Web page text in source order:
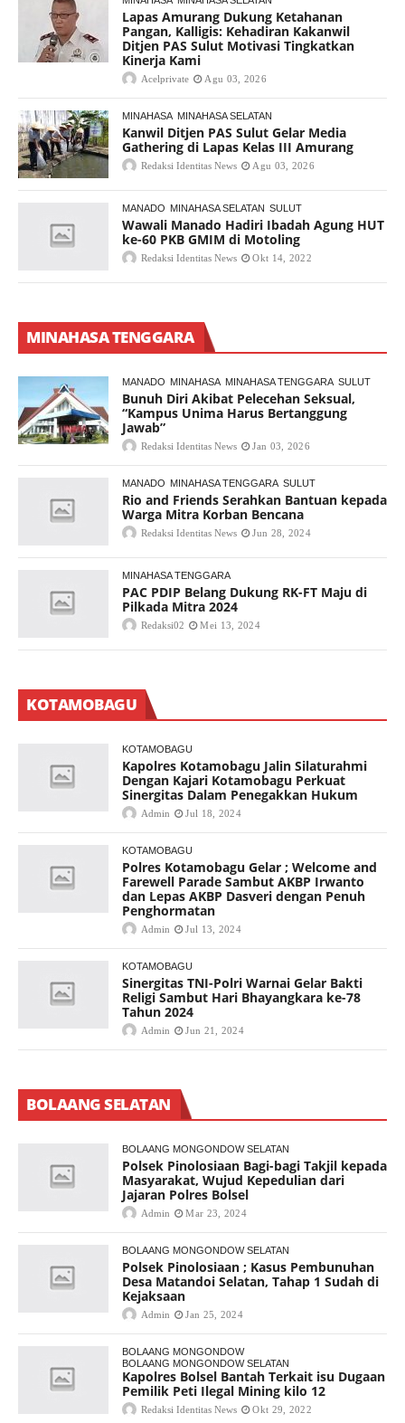
Lapas Amurang Dukung Ketahanan
Pangan, Kalligis: Kehadiran Kakanwil
Ditjen PAS Sulut Motivasi Tingkatkan
Kinerja Kami
Acelprivate Agu 03, 2026
MINAHASA MINAHASA SELATAN
Kanwil Ditjen PAS Sulut Gelar Media
Gathering di Lapas Kelas III Amurang
Redaksi Identitas News Agu 03, 2026
MANADO MINAHASA SELATAN SULUT
Wawali Manado Hadiri Ibadah Agung HUT
ke-60 PKB GMIM di Motoling
Redaksi Identitas News Okt 14, 2022
MINAHASA TENGGARA
MANADO MINAHASA MINAHASA TENGGARA SULUT
Bunuh Diri Akibat Pelecehan Seksual,
“Kampus Unima Harus Bertanggung
Jawab”
Redaksi Identitas News Jan 03, 2026
MANADO MINAHASA TENGGARA SULUT
Rio and Friends Serahkan Bantuan kepada
Warga Mitra Korban Bencana
Redaksi Identitas News Jun 28, 2024
MINAHASA TENGGARA
PAC PDIP Belang Dukung RK-FT Maju di
Pilkada Mitra 2024
Redaksi02 Mei 13, 2024
KOTAMOBAGU
KOTAMOBAGU
Kapolres Kotamobagu Jalin Silaturahmi
Dengan Kajari Kotamobagu Perkuat
Sinergitas Dalam Penegakkan Hukum
Admin Jul 18, 2024
KOTAMOBAGU
Polres Kotamobagu Gelar ; Welcome and
Farewell Parade Sambut AKBP Irwanto
dan Lepas AKBP Dasveri dengan Penuh
Penghormatan
Admin Jul 13, 2024
KOTAMOBAGU
Sinergitas TNI-Polri Warnai Gelar Bakti
Religi Sambut Hari Bhayangkara ke-78
Tahun 2024
Admin Jun 21, 2024
BOLAANG SELATAN
BOLAANG MONGONDOW SELATAN
Polsek Pinolosiaan Bagi-bagi Takjil kepada
Masyarakat, Wujud Kepedulian dari
Jajaran Polres Bolsel
Admin Mar 23, 2024
BOLAANG MONGONDOW SELATAN
Polsek Pinolosiaan ; Kasus Pembunuhan
Desa Matandoi Selatan, Tahap 1 Sudah di
Kejaksaan
Admin Jan 25, 2024
BOLAANG MONGONDOW
BOLAANG MONGONDOW SELATAN
Kapolres Bolsel Bantah Terkait isu Dugaan
Pemilik Peti Ilegal Mining kilo 12
Redaksi Identitas News Okt 29, 2022